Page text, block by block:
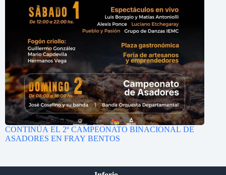
CONTINÚA EL 2º CAMPEONATO BINACIONAL DE
ASADORES EN FRAY BENTOS